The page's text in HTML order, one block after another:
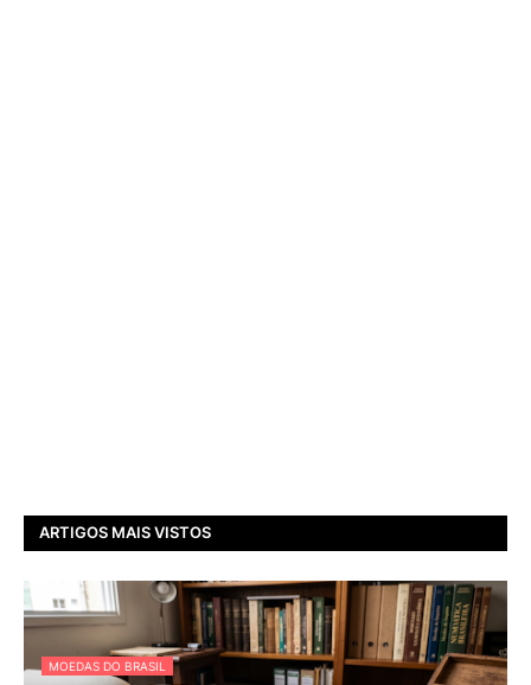
ARTIGOS MAIS VISTOS
MOEDAS DO BRASIL